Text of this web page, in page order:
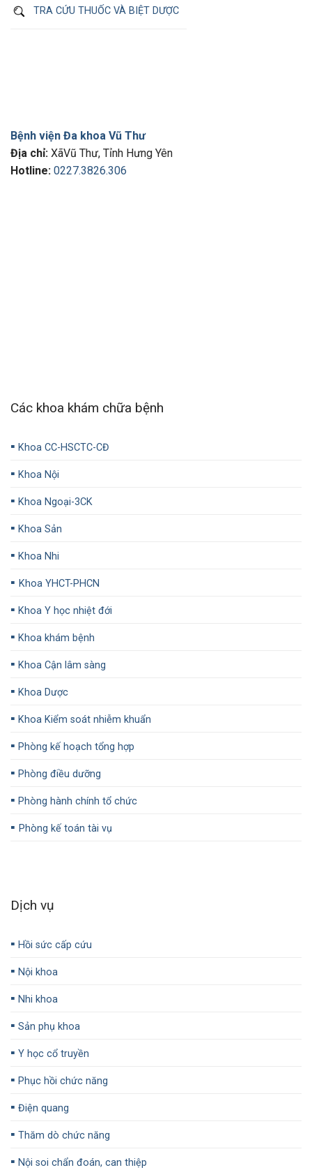
TRA CỨU THUỐC VÀ BIỆT DƯỢC
Bệnh viện Đa khoa Vũ Thư
Địa chỉ: XãVũ Thư, Tỉnh Hưng Yên
Hotline: 0227.3826.306
Các khoa khám chữa bệnh
▪️ Khoa CC-HSCTC-CĐ
▪️ Khoa Nội
▪️ Khoa Ngoại-3CK
▪️ Khoa Sản
▪️ Khoa Nhi
▪️ Khoa YHCT-PHCN
▪️ Khoa Y học nhiệt đới
▪️ Khoa khám bệnh
▪️ Khoa Cận lâm sàng
▪️ Khoa Dược
▪️ Khoa Kiểm soát nhiễm khuẩn
▪️ Phòng kế hoạch tổng hợp
▪️ Phòng điều dưỡng
▪️ Phòng hành chính tổ chức
▪️ Phòng kế toán tài vụ
Dịch vụ
▪️ Hồi sức cấp cứu
▪️ Nội khoa
▪️ Nhi khoa
▪️ Sản phụ khoa
▪️ Y học cổ truyền
▪️ Phục hồi chức năng
▪️ Điện quang
▪️ Thăm dò chức năng
▪️ Nội soi chẩn đoán, can thiệp